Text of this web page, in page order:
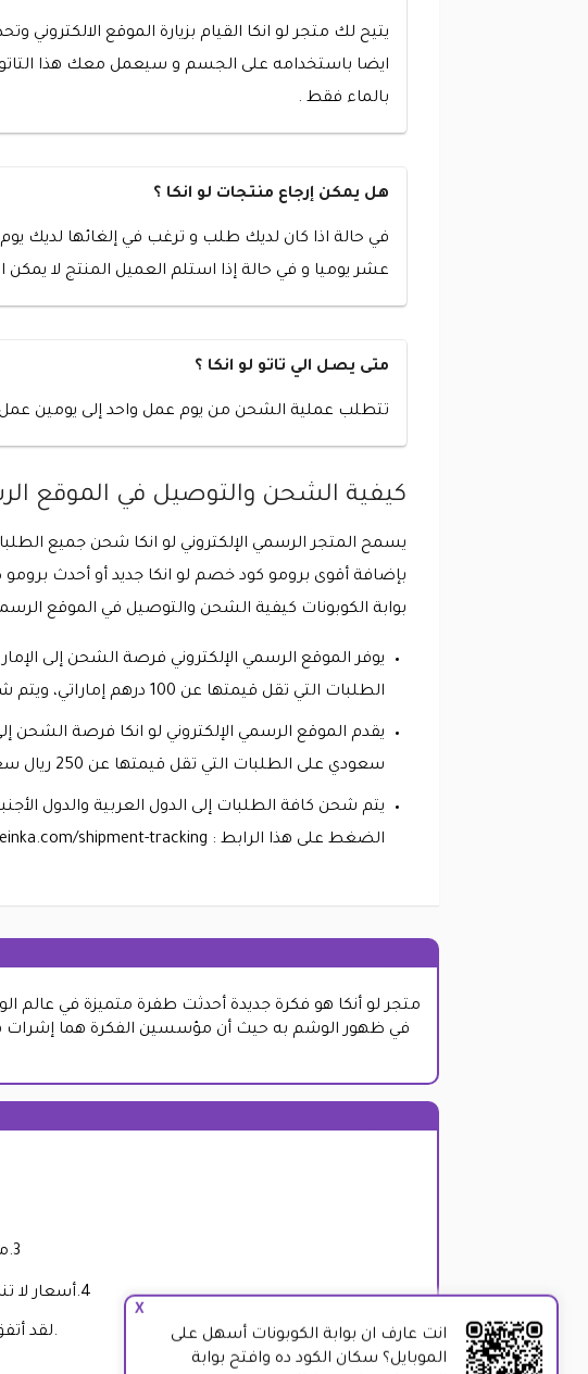
يتيح لك متجر لو انكا القيام بزيارة الموقع
ايضا باستخدامه على الجسم و سيعمل معك هذا
بالماء فقط .
هل يمكن إرجاع منتجات لو انكا ؟
في حالة اذا كان لديك طلب و ترغب في إلغائها لديك
عشر يوميا و في حالة إذا استلم العميل المنتج لا يمكن
متى يصل الي تاتو لو انكا ؟
تتطلب عملية الشحن من يوم عمل واحد إلى يومين
كيفية الشحن والتوصيل في الموقع
يسمح المتجر الرسمي الإلكتروني لو انكا شحن جميع
بوابة الكوبونات كيفية الشحن والتوصيل في الموقع الرسمي
الطلبات التي تقل قيمتها عن 100 درهم إماراتي، ويتم شحن وتوصيل الطلبات مجاناً التي تزيد قيمتها عن 100 درهم إماراتي .
سعودي على الطلبات التي تقل قيمتها عن 250 ريال سعودي، ويتم شحن وتوصيل الطلبات مجاناً التي تزيد قيمتها عن 250 ريال سعودي .
الضغط على هذا الرابط : https://www.leinka.com/shipment-tracking/ .
متجر لو أنكا هو فكرة جديدة أحدثت طفرة متميزة في
في ظهور الوشم به حيث أن مؤسسين الفكرة هما إشرات
3.منتجات غير ضارة للجلد أو مسببة للأمراض.
4.أسعار لا تنافس لأنه يتم توفير أكواد خصم وكوبونات طوال العام.
لقد أتفق العملاء علي انه أمن تماما وأفضل من الرسم بالأبر.
الموبايل؟ سكان الكود ده وافتح بوابة
الكوبونات على موبايلك من غير مجهود